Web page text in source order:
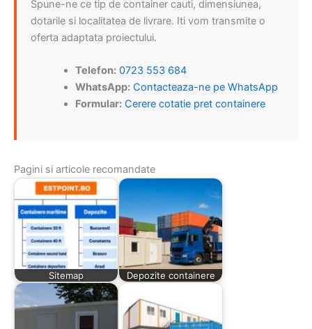
Spune-ne ce tip de container cauti, dimensiunea,
dotarile si localitatea de livrare. Iti vom transmite o
oferta adaptata proiectului.
Telefon: 0723 553 684
WhatsApp: Contacteaza-ne pe WhatsApp
Formular: Cerere cotatie pret containere
Pagini si articole recomandate
Sitemap Depozite containere